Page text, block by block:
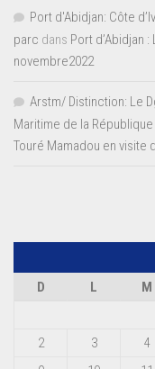
Port d'Abidjan: Côte
parc dans Port d’Abidjan
novembre2022
Arstm/ Distinction: Le
Maritime de la
Touré Mamadou en visite
D
L M
2
3 4